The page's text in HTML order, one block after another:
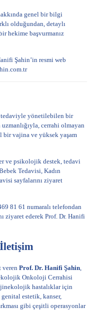
genel bir bilgi
olduğundan, detaylı
hekime başvurmanız
Şahin’in resmi web
tedaviyle yönetilebilen bir
cerrahi olmayan
bir vajina ve yüksek yaşam
ve psikolojik destek, tedavi
Tedavisi,Kadın
sayfalarını ziyaret
81 61 numaralı telefondan
ziyaret ederek Prof. Dr. Hanifi
verenProf. Dr. Hanifi Şahin,
Onkoloji Cerrahisi
jinekolojik hastalıklar için
genital estetik, kanser,
gibi çeşitli operasyonlar